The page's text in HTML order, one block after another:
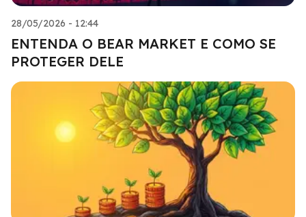
28/05/2026 - 12:44
ENTENDA O BEAR MARKET E COMO SE
PROTEGER DELE